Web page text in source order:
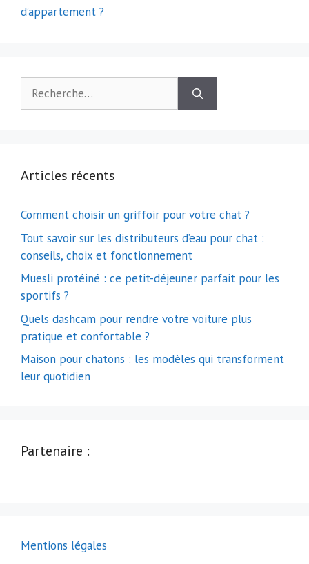
d’appartement ?
Articles récents
Comment choisir un griffoir pour votre chat ?
Tout savoir sur les distributeurs d’eau pour chat :
conseils, choix et fonctionnement
Muesli protéiné : ce petit-déjeuner parfait pour les
sportifs ?
Quels dashcam pour rendre votre voiture plus
pratique et confortable ?
Maison pour chatons : les modèles qui transforment
leur quotidien
Partenaire :
Mentions légales